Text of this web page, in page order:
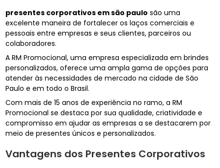
presentes corporativos em são paulo são uma
excelente maneira de fortalecer os laços comerciais e
pessoais entre empresas e seus clientes, parceiros ou
colaboradores.
A RM Promocional, uma empresa especializada em brindes
personalizados, oferece uma ampla gama de opções para
atender às necessidades de mercado na cidade de São
Paulo e em todo o Brasil.
Com mais de 15 anos de experiência no ramo, a RM
Promocional se destaca por sua qualidade, criatividade e
compromisso em ajudar as empresas a se destacarem por
meio de presentes únicos e personalizados.
Vantagens dos Presentes Corporativos